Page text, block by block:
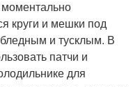
круги и мешки под
и тусклым. В
патчи и
для